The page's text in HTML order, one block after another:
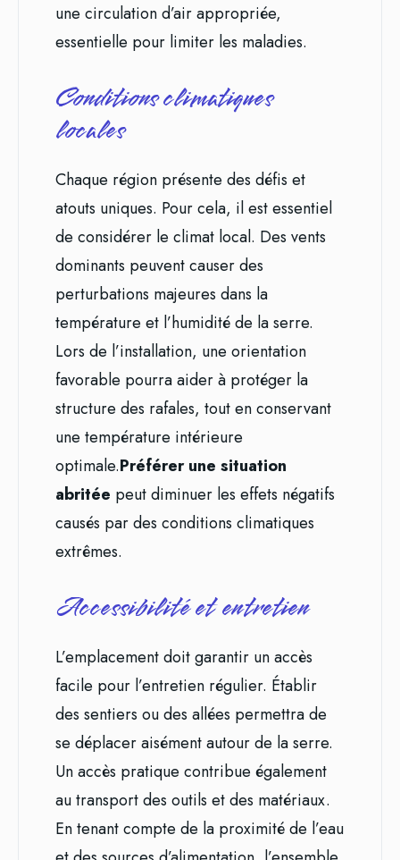
une circulation d’air appropriée,
essentielle pour limiter les maladies.
Conditions climatiques
locales
Chaque région présente des défis et
atouts uniques. Pour cela, il est essentiel
de considérer le climat local. Des vents
dominants peuvent causer des
perturbations majeures dans la
température et l’humidité de la serre.
Lors de l’installation, une orientation
favorable pourra aider à protéger la
structure des rafales, tout en conservant
une température intérieure
optimale.Préférer une situation
abritée peut diminuer les effets négatifs
causés par des conditions climatiques
extrêmes.
Accessibilité et entretien
L’emplacement doit garantir un accès
facile pour l’entretien régulier. Établir
des sentiers ou des allées permettra de
se déplacer aisément autour de la serre.
Un accès pratique contribue également
au transport des outils et des matériaux.
En tenant compte de la proximité de l’eau